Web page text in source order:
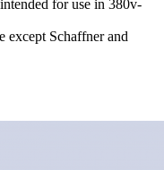
for use in 380v-
except Schaffner and